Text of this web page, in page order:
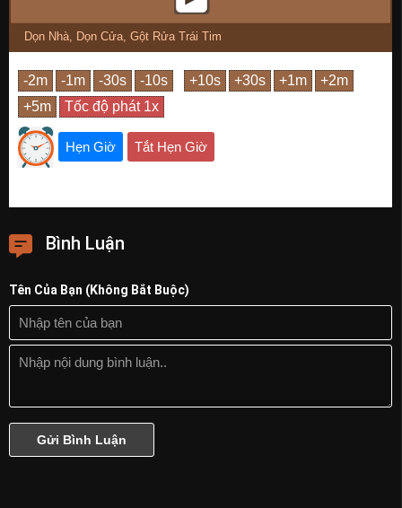
Dọn Nhà, Dọn Cửa, Gột Rửa Trái Tim
Hẹn Giờ Tắt Hẹn Giờ
Bình Luận
Tên Của Bạn (Không Bắt Buộc)